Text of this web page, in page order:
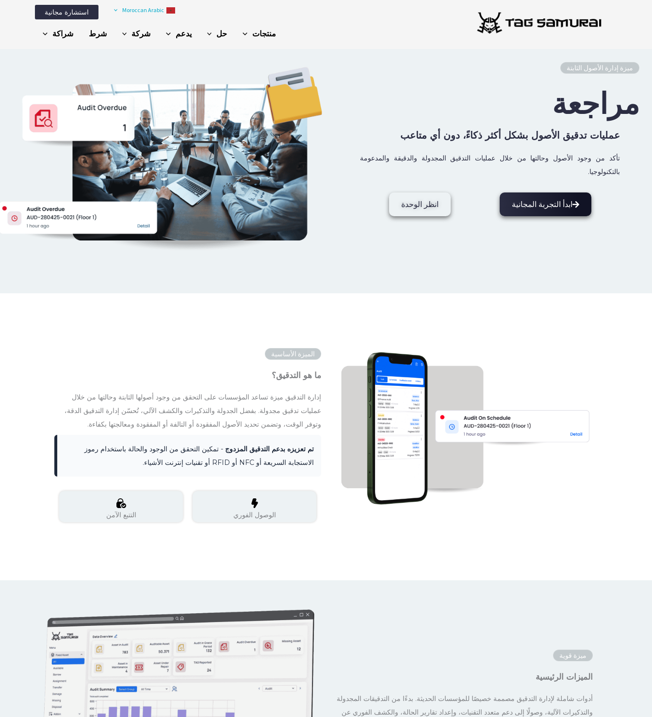
Moroccan Arabic استشارة مجانية
منتجات حل يدعم شركة شرط شراكة
ميزة إدارة الأصول الثابتة
مراجعة
عمليات تدقيق الأصول بشكل أكثر ذكاءً، دون أي متاعب
تأكد من وجود الأصول وحالتها من خلال عمليات التدقيق المجدولة والدقيقة والمدعومة
بالتكنولوجيا.
ابدأ التجربة المجانية انظر الوحدة
الميزة الأساسية
ما هو التدقيق؟
إدارة التدقيق ميزة تساعد المؤسسات على التحقق من وجود أصولها الثابتة وحالتها من خلال
عمليات تدقيق مجدولة. بفضل الجدولة والتذكيرات والكشف الآلي، تُحسّن إدارة التدقيق الدقة،
وتوفر الوقت، وتضمن تحديد الأصول المفقودة أو التالفة أو المفقودة ومعالجتها بكفاءة.
تم تعزيزه بدعم التدقيق المزدوج - تمكين التحقق من الوجود والحالة باستخدام رموز
الاستجابة السريعة أو NFC أو RFID أو تقنيات إنترنت الأشياء.
الوصول الفوري التتبع الآمن
ميزة قوية
الميزات الرئيسية
أدوات شاملة لإدارة التدقيق مصممة خصيصًا للمؤسسات الحديثة. بدءًا من التدقيقات المجدولة
والتذكيرات الآلية، وصولًا إلى دعم متعدد التقنيات، وإعداد تقارير الحالة، والكشف الفوري عن